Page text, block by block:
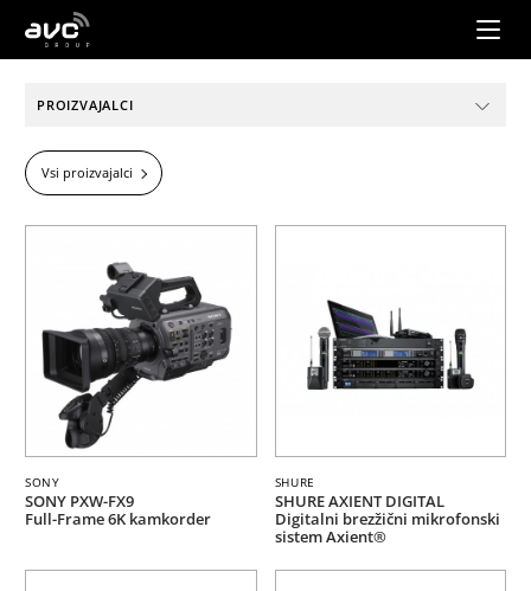
AVC
PROIZVAJALCI
Vsi proizvajalci
SONY
SONY PXW-FX9
Full-Frame 6K kamkorder
SHURE
SHURE AXIENT DIGITAL
Digitalni brezžični mikrofonski
sistem Axient®